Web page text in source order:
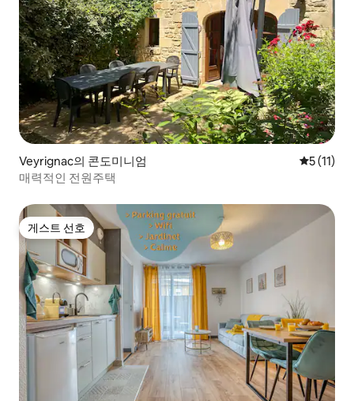
Veyrignac의 콘도미니엄 평점 5점
5 (11)
매력적인 전원주택
게스트 선호
게스트 선호